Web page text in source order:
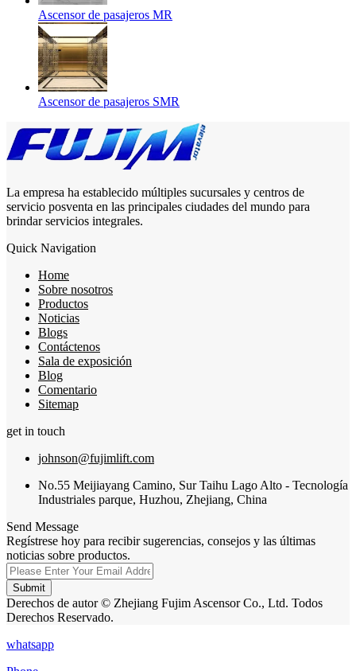
Ascensor de pasajeros MR
Ascensor de pasajeros SMR
La empresa ha establecido múltiples sucursales y centros de
servicio posventa en las principales ciudades del mundo para
brindar servicios integrales.
Quick Navigation
Home
Sobre nosotros
Productos
Noticias
Blogs
Contáctenos
Sala de exposición
Blog
Comentario
Sitemap
get in touch
johnson@fujimlift.com
No.55 Meijiayang Camino, Sur Taihu Lago Alto - Tecnología
Industriales parque, Huzhou, Zhejiang, China
Send Message
Regístrese hoy para recibir sugerencias, consejos y las últimas
noticias sobre productos.
Submit
Derechos de autor © Zhejiang Fujim Ascensor Co., Ltd. Todos
Derechos Reservado.
whatsapp